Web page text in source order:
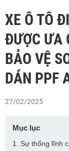
XE Ô TÔ
ĐƯỢC ƯA
BẢO VỆ
DÁN PPF
27/02/2025
Mục lục
1. Sự thống lĩnh